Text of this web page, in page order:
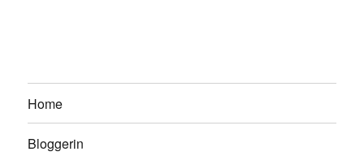
Home
Bloggerin